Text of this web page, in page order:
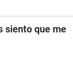
siento que me